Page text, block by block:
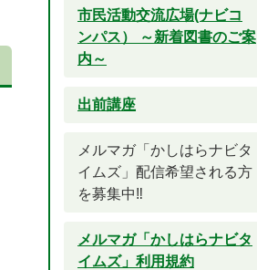
市民活動交流広場(ナビコ
ンパス） ～新着図書のご案
内～
出前講座
メルマガ「かしはらナビタ
イムズ」配信希望される方
を募集中‼
メルマガ「かしはらナビタ
イムズ」利用規約